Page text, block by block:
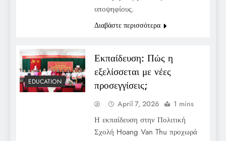
υποψηφίους.
Διαβάστε περισσότερα
EDUCATION
Εκπαίδευση: Πώς η
εξελίσσεται με νέες
προσεγγίσεις;
April 7, 2026 1 mins
Η εκπαίδευση στην Πολιτική
Σχολή Hoang Van Thu προχωρά